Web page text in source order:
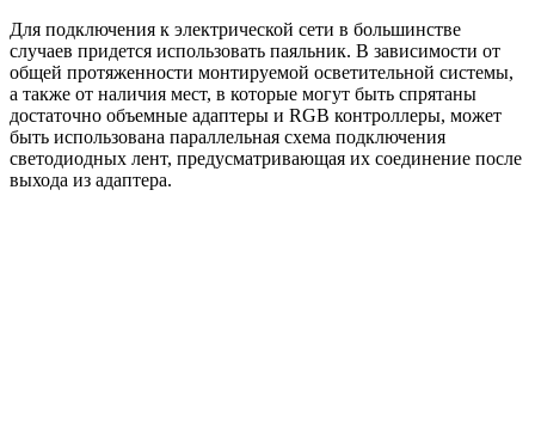
Для подключения к электрической сети в большинстве
случаев придется использовать паяльник. В зависимости от
общей протяженности монтируемой осветительной системы,
а также от наличия мест, в которые могут быть спрятаны
достаточно объемные адаптеры и RGB контроллеры, может
быть использована параллельная схема подключения
светодиодных лент, предусматривающая их соединение после
выхода из адаптера.